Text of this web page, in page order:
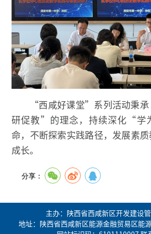
“西咸好课堂”系列活动秉
研促教”的理念，持续深化“学
命，不断探索实践路径，发展素
成长。
分享：
主办：陕西省西咸新区开发建设
地址：陕西省西咸新区能源金融贸易区能